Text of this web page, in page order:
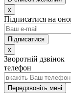
x
Підписатися на
x
Зворотній дзвінок
телефон
Передзвоніть мені